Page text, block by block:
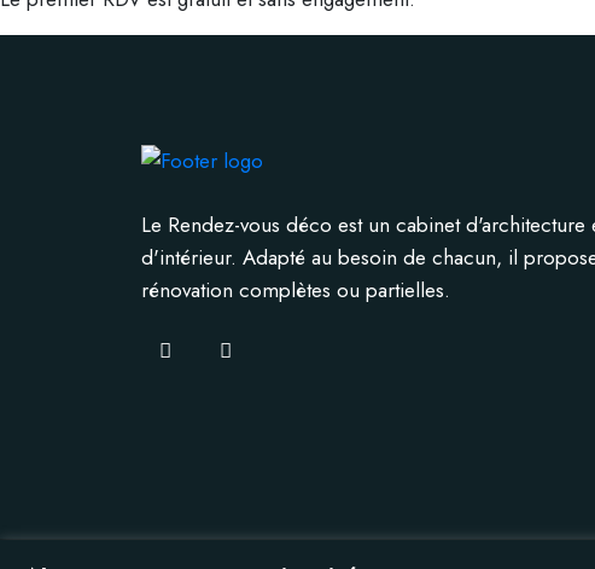
Le Rendez-vous déco est un cabinet
d'intérieur. Adapté au besoin de chacun, il
rénovation complètes ou partielles.